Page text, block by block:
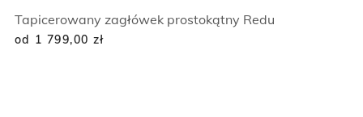
Tapicerowany zagłówek prostokątny Redu
od 1 799,00 zł